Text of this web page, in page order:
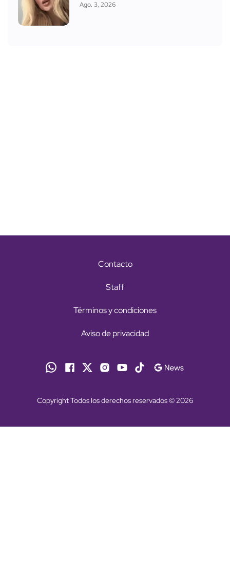
Ago. 3, 2026
Contacto
Staff
Términos y condiciones
Aviso de privacidad
Copyright Todos los derechos reservados © 2026